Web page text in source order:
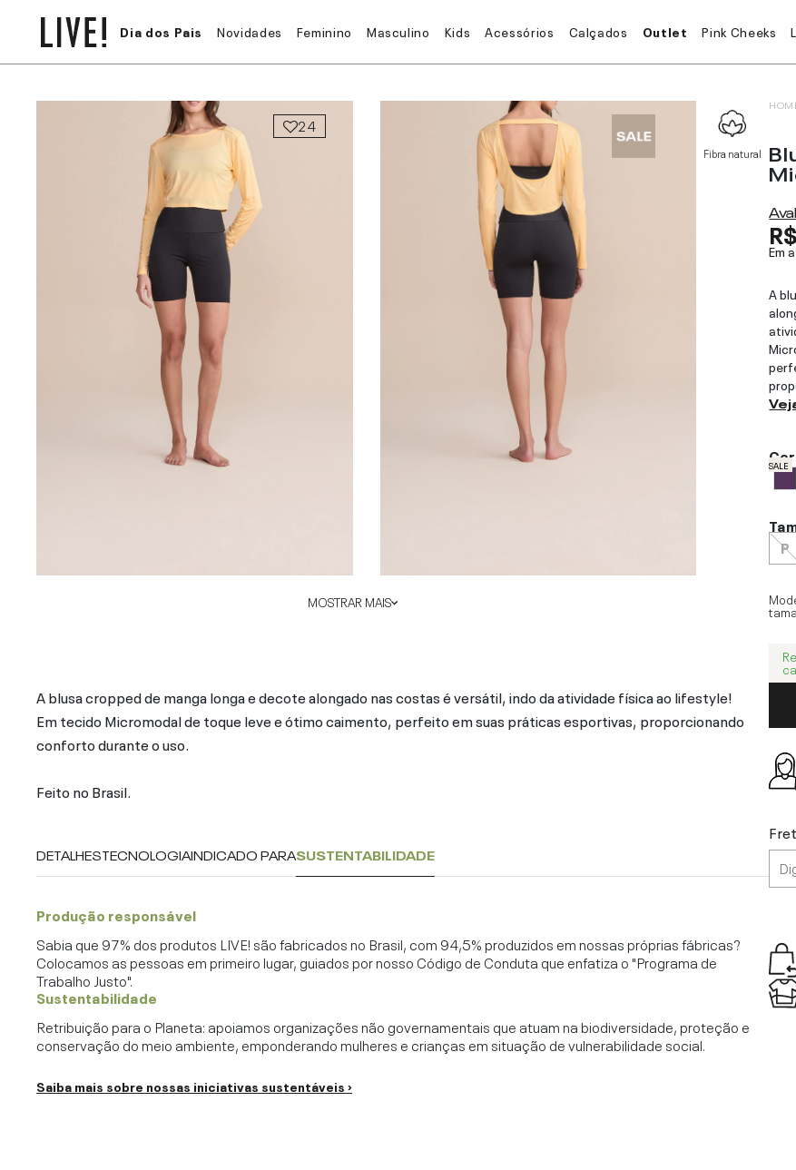
Dia dos Pais Novidades Feminino Masculino Kids Acessórios Calçados Outlet Pink Cheeks
24
MOSTRAR MAIS
Fibra natural
A blusa cropped de manga longa e decote alongado nas costas é versátil, indo da atividade física ao lifestyle!
Em tecido Micromodal de toque leve e ótimo caimento, perfeito em suas práticas esportivas, proporcionando
conforto durante o uso.
Feito no Brasil.
DETALHESTECNOLOGIAINDICADO PARASUSTENTABILIDADE
Produção responsável
Sabia que 97% dos produtos LIVE! são fabricados no Brasil, com 94,5% produzidos em nossas próprias fábricas?
Colocamos as pessoas em primeiro lugar, guiados por nosso Código de Conduta que enfatiza o "Programa de
Trabalho Justo".
Sustentabilidade
Retribuição para o Planeta: apoiamos organizações não governamentais que atuam na biodiversidade, proteção e
conservação do meio ambiente, emponderando mulheres e crianças em situação de vulnerabilidade social.
Saiba mais sobre nossas iniciativas sustentáveis ›
Em
A
SALE
P